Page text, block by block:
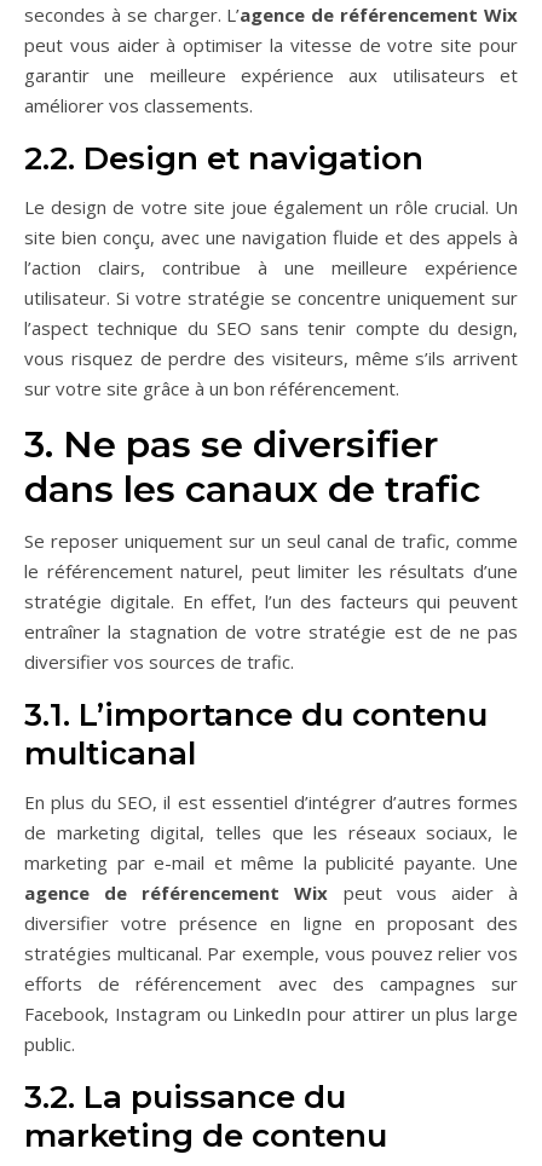
secondes à se charger. L’agence de référencement Wix
peut vous aider à optimiser la vitesse de votre site pour
garantir une meilleure expérience aux utilisateurs et
améliorer vos classements.
2.2. Design et navigation
Le design de votre site joue également un rôle crucial. Un
site bien conçu, avec une navigation fluide et des appels à
l’action clairs, contribue à une meilleure expérience
utilisateur. Si votre stratégie se concentre uniquement sur
l’aspect technique du SEO sans tenir compte du design,
vous risquez de perdre des visiteurs, même s’ils arrivent
sur votre site grâce à un bon référencement.
3. Ne pas se diversifier
dans les canaux de trafic
Se reposer uniquement sur un seul canal de trafic, comme
le référencement naturel, peut limiter les résultats d’une
stratégie digitale. En effet, l’un des facteurs qui peuvent
entraîner la stagnation de votre stratégie est de ne pas
diversifier vos sources de trafic.
3.1. L’importance du contenu
multicanal
En plus du SEO, il est essentiel d’intégrer d’autres formes
de marketing digital, telles que les réseaux sociaux, le
marketing par e-mail et même la publicité payante. Une
agence de référencement Wix peut vous aider à
diversifier votre présence en ligne en proposant des
stratégies multicanal. Par exemple, vous pouvez relier vos
efforts de référencement avec des campagnes sur
Facebook, Instagram ou LinkedIn pour attirer un plus large
public.
3.2. La puissance du
marketing de contenu